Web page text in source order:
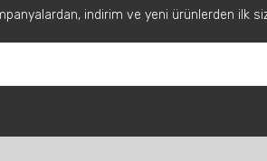
indirim ve yeni ürünlerden ilk